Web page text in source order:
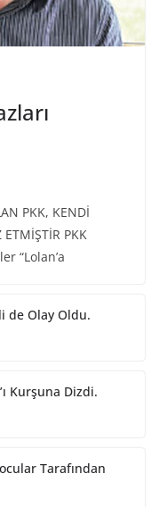
PKK, KENDİ
PKK
“Lolan’a
de Olay Oldu.
Kurşuna Dizdi.
Tarafından